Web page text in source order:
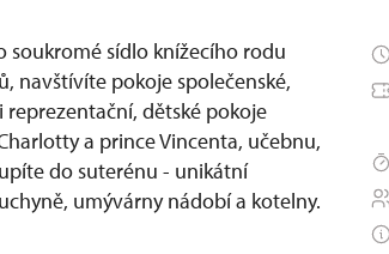
soukromé sídlo knížecího rodu
navštívíte pokoje společenské,
reprezentační, dětské pokoje
a prince Vincenta, učebnu,
do suterénu - unikátní
umývárny nádobí a kotelny.